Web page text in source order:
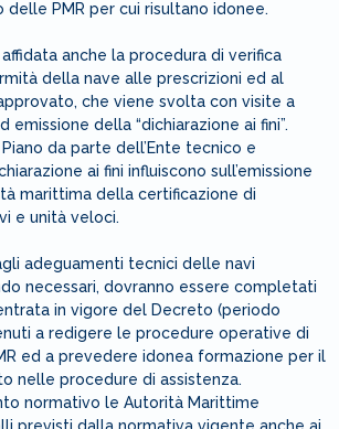
delle PMR per cui risultano idonee.
anche la procedura di verifica
della nave alle prescrizioni ed al
che viene svolta con visite a
emissione della “dichiarazione ai fini”.
da parte dell’Ente tecnico e
ai fini influiscono sull’emissione
marittima della certificazione di
e unità veloci.
adeguamenti tecnici delle navi
necessari, dovranno essere completati
in vigore del Decreto (periodo
a redigere le procedure operative di
ed a prevedere idonea formazione per il
nelle procedure di assistenza.
normativo le Autorità Marittime
previsti dalla normativa vigente anche ai